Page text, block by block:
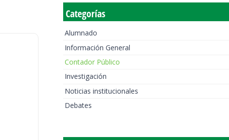
Categorías
Alumnado
Información General
Contador Público
Investigación
Noticias institucionales
Debates